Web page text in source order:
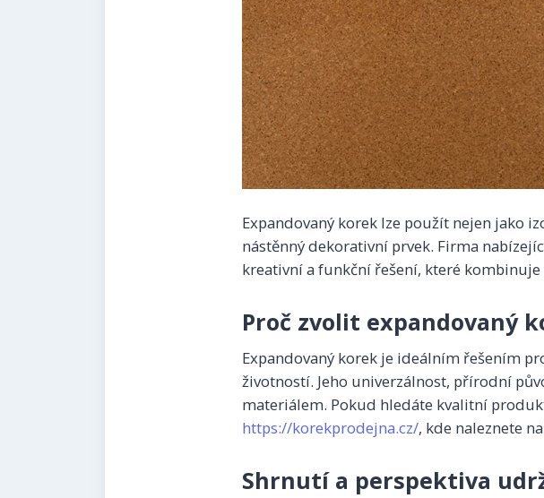
Expandovaný korek lze použít nejen jako
nástěnný dekorativní prvek. Firma
kreativní a funkční řešení, které
Proč zvolit expandovaný
Expandovaný korek je ideálním řešením
životností. Jeho univerzálnost, přírodní
materiálem. Pokud hledáte kvalitní
https://korekprodejna.cz/, kde naleznete
Shrnutí a perspektiva